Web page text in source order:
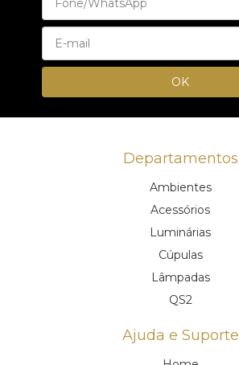
Departamentos
Ambientes
Acessórios
Luminárias
Cúpulas
Lâmpadas
QS2
Ajuda e Suporte